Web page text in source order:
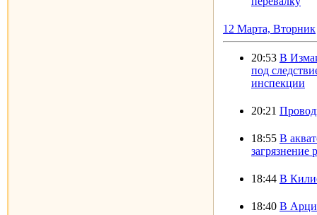
12 Марта, Вторник
20:53 В
под
инспекции
20:21
18:55 В
загрязнение
18:44 В
18:40 В